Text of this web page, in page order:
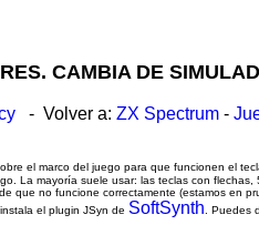
CAMBIA DE
- Volver a: ZX Spectrum -
el marco del juego para que funcionen el
La mayoría suele usar: las teclas con
que no funcione correctamente (estamos en
el plugin JSyn de SoftSynth . Puedes